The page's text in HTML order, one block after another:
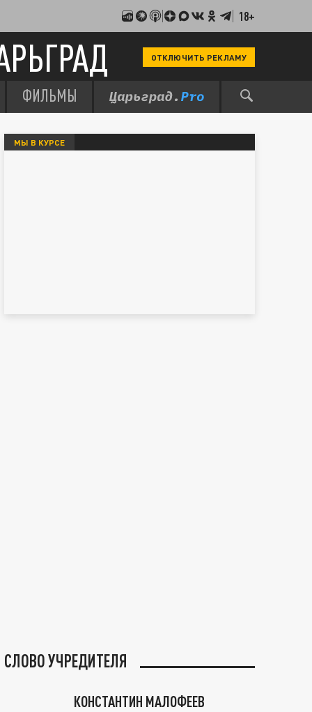
18+
ОТКЛЮЧИТЬ РЕКЛАМУ
ФИЛЬМЫ
МЫ В КУРСЕ
СЛОВО УЧРЕДИТЕЛЯ
КОНСТАНТИН МАЛОФЕЕВ